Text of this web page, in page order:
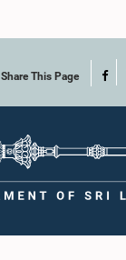
Share This Page